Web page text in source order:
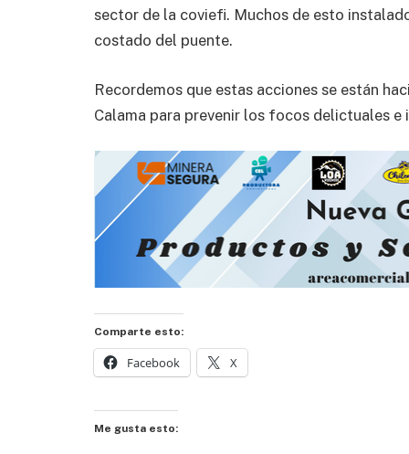
sector de la coviefi. Muchos de esto
costado del puente.
Recordemos que estas acciones se están
Calama para prevenir los focos delictuales e
Comparte esto:
Facebook X
Me gusta esto: